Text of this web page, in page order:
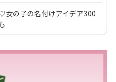
女の子の名付けアイデア300